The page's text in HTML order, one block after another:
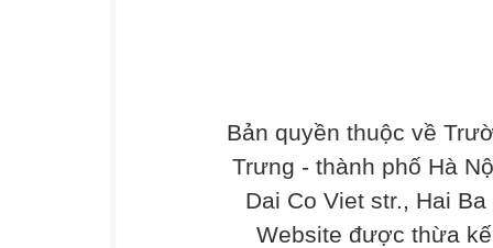
Bản quyền thuộc về
Trưng - thành phố Hà
Dai Co Viet str., Hai
Website được thừa